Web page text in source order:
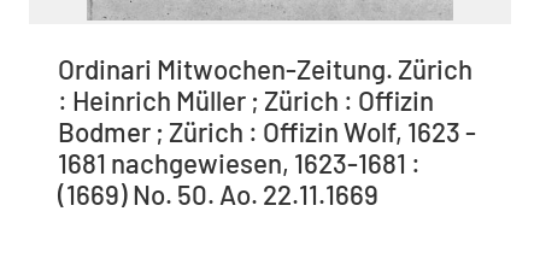
Ordinari Mitwochen-Zeitung. Zürich
: Heinrich Müller ; Zürich : Offizin
Bodmer ; Zürich : Offizin Wolf, 1623 -
1681 nachgewiesen, 1623-1681 :
(1669) No. 50. Ao. 22.11.1669